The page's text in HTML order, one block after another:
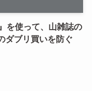
を使って、山雑誌の
ダブリ買いを防ぐ